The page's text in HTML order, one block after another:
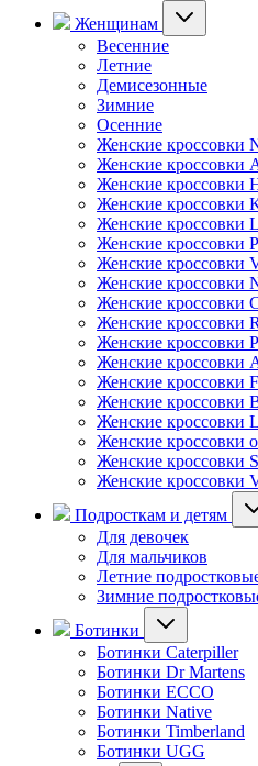
Женщинам
Весенние
Летние
Демисезонные
Зимние
Осенние
Женские кроссовки
Женские кроссовки
Женские кроссовки
Женские кроссовки
Женские кроссовки
Женские кроссовки
Женские кроссовки
Женские кроссовки
Женские кроссовки
Женские кроссовки
Женские кроссовки
Женские кроссовки
Женские кроссовки
Женские кроссовки
Женские кроссовки
Женские кроссовки
Женские кроссовки
Женские кроссовки
Подросткам и детям
Для девочек
Для мальчиков
Летние
Зимние
Ботинки
Ботинки Caterpiller
Ботинки Dr Martens
Ботинки ECCO
Ботинки Native
Ботинки Timberland
Ботинки UGG